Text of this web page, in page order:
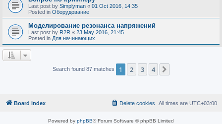
Last post by Simplyman « 01 Oct 2016, 14:35
Posted in Оборудование
Моделирование резонанса напряжений
Last post by R2R « 23 May 2016, 21:45
Posted in Для начинающих
Search found 87 matches 1 2 3 4
Board index All times are UTC+03:00
Delete cookies
Powered by phpBB® Forum Software © phpBB Limited